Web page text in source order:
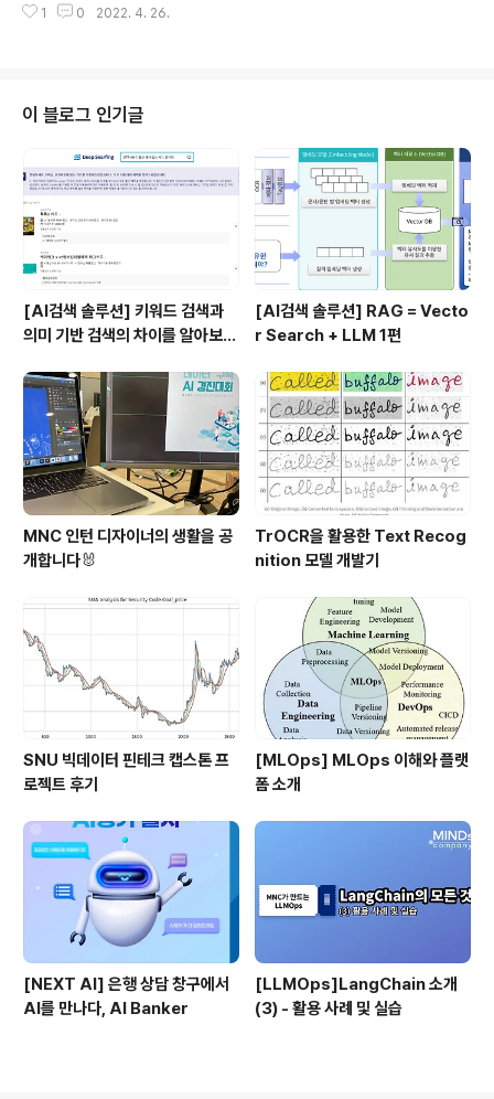
이 필요한데 그게 바로 손실 함수(Loss function)입니다.
무에서도 수요나 가격을 예측하고 전망할 때 회귀분석을
ipedia에 소개가 나옵니다. 독립적인 변수(Independen
t variable)를 활용해 목푯값인 종속변수(Dependent v
ariable)를 예측하는 모델링 기법이죠. 변수 간의 인과관
계(Cause-effect relationship)를 예측하는 데 주로 사
용됩니다. 독립변수의 개수, 독..
1 0 2022. 4. 26.
이 블로그 인기글
[AI검색 솔루션] 키워드 검색과
의미 기반 검색의 차이를 알아보
[AI검색 솔루션] RAG = Vecto
r Search + LLM 1편
MNC 인턴 디자이너의 생활을 공
개합니다🐰
TrOCR을 활용한 Text Recog
nition 모델 개발기
SNU 빅데이터 핀테크 캡스톤 프
로젝트 후기
[MLOps] MLOps 이해와 플랫
폼 소개
[NEXT AI] 은행 상담 창구에서
AI를 만나다, AI Banker
[LLMOps]LangChain 소개
(3) - 활용 사례 및 실습